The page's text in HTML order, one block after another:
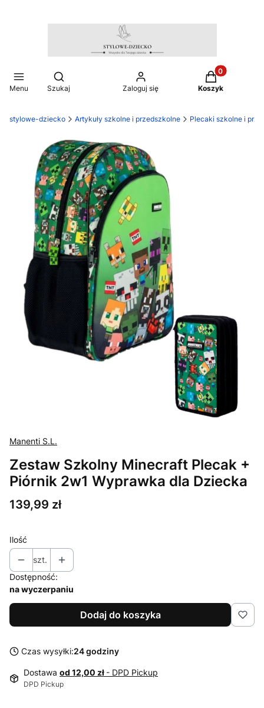
Menu
Otwórz wyszukiwarkę
Szukaj Zaloguj się
Produkty w
Koszyk
stylowe-dziecko Artykuły szkolne i przedszkolne Plecaki szkolne i
Manenti S.L.
Zestaw Szkolny Minecraft Plecak +
Piórnik 2w1 Wyprawka dla Dziecka
Cena
139,99 zł
Ilość
szt.
Dostępność:
na wyczerpaniu
Dodaj do koszyka
Czas wysyłki:24 godziny
Dostawa od 12,00 zł - DPD Pickup
DPD Pickup